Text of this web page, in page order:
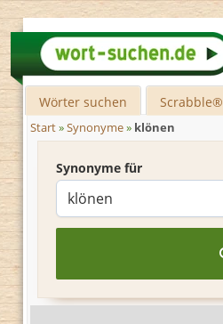
Wörter suchen Scrabble®
Start»Synonyme» klönen
Synonyme für